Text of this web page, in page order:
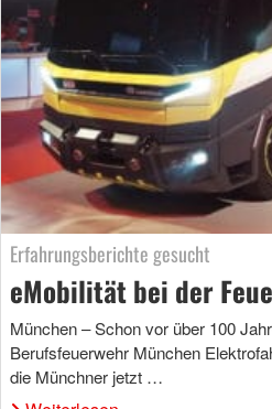
Erfahrungsberichte gesucht
eMobilität bei der
München – Schon vor über 100
Berufsfeuerwehr München
die Münchner jetzt …